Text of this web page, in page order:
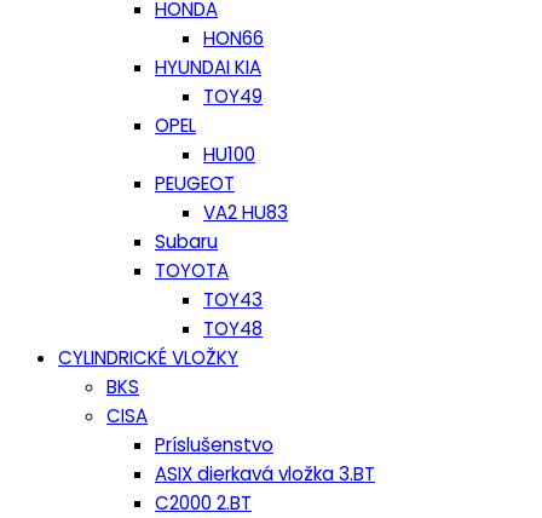
HONDA
HON66
HYUNDAI KIA
TOY49
OPEL
HU100
PEUGEOT
VA2 HU83
Subaru
TOYOTA
TOY43
TOY48
CYLINDRICKÉ VLOŽKY
BKS
CISA
Príslušenstvo
ASIX dierkavá vložka 3.BT
C2000 2.BT